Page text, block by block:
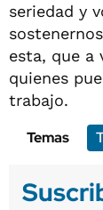
seriedad y
esta, que a
quienes
trabajo.
Temas